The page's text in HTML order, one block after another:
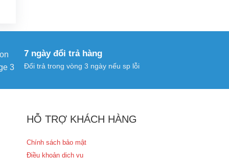
7 ngày đổi trả hàng
Đổi trả trong vòng 3 ngày nếu sp lỗi
HỖ TRỢ KHÁCH HÀNG
Chính sách bảo mật
Điều khoản dịch vụ